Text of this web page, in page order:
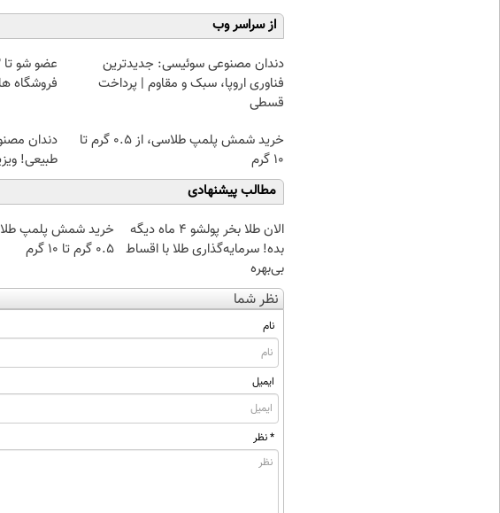
از سراسر وب
دندان مصنوعی سوئیسی: جدیدترین
فناوری اروپا، سبک و مقاوم | پرداخت
قسطی
فروشگاه
خرید شمش پلمپ طلاسی، از ۰.۵ گرم تا
۱۰ گرم
دندان
طبیعی!
مطالب پیشنهادی
الان طلا بخر پولشو 4 ماه دیگه
بده! سرمایه‌گذاری طلا با اقساط
بی‌بهره
خرید شمش پلمپ
۰.۵ گرم تا ۱۰ گرم
نظر شما
نام
ایمیل
* نظر